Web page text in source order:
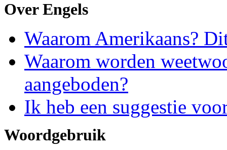
Over Engels
Waarom Amerikaans?
Waarom worden
aangeboden?
Ik heb een suggestie
Woordgebruik